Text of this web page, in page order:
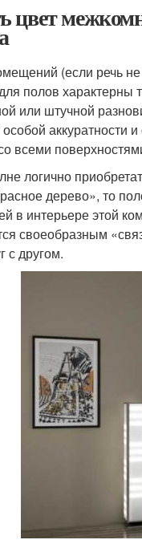
цвет
(если речь
полов характерны
или штучной
аккуратности
всеми
логично
дерево», то
в интерьере этой
своеобразным
с другом.